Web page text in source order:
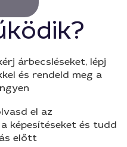
árbecsléseket, lépj
és rendeld meg a
el az
képesítéseket és tudd
előtt